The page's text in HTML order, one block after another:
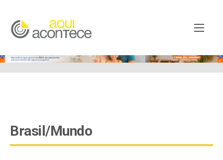
Xy8lpYSLnxw-AX8 google-site-verification:
googleb82de9a22cec23e8.html
Brasil/Mundo